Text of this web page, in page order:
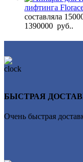
лифтинга
составляла
1390000 руб..
БЫСТРАЯ
Очень быстрая